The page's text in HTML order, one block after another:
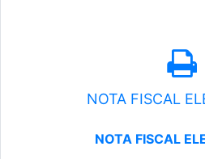
NOTA FISCAL
NOTA FISCAL